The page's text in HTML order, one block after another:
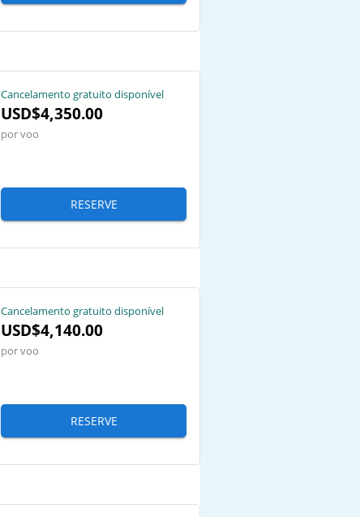
Cancelamento gratuito disponível
USD$4,350.00
por voo
RESERVE
Cancelamento gratuito disponível
USD$4,140.00
por voo
RESERVE